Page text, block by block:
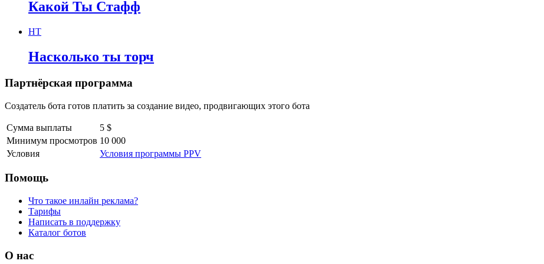
Какой Ты Стафф
НТ
Насколько ты торч
Партнёрская программа
Создатель бота готов платить за создание видео, продвигающих этого бота
Сумма выплаты
5 $
Минимум просмотров 10 000
Условия
Условия программы PPV
Помощь
Что такое инлайн реклама?
Тарифы
Написать в поддержку
Каталог ботов
О нас